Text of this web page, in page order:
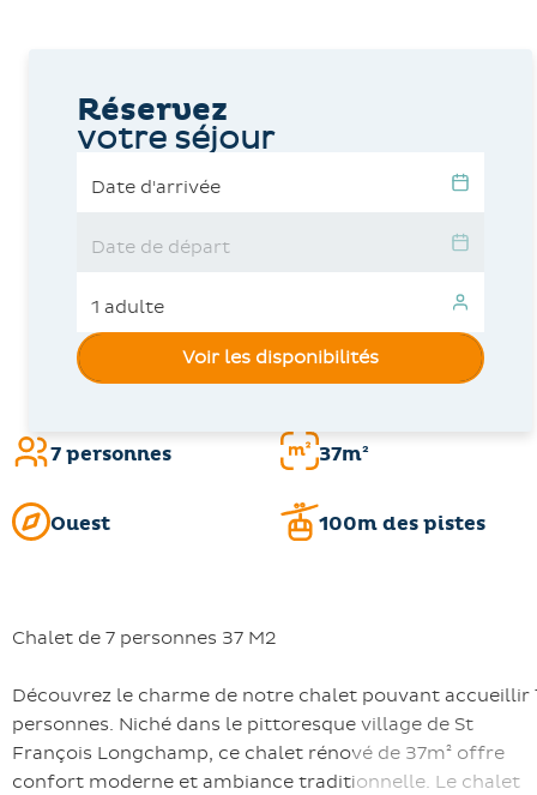
7 personnes 37m²
Ouest 100m des pistes
Chalet de 7 personnes 37 M2
Découvrez le charme de notre chalet pouvant accueillir
personnes. Niché dans le pittoresque village de St
François Longchamp, ce chalet rénové de 37m² offre
confort moderne et ambiance traditionnelle. Le chalet
Réservez
votre séjour
Voir les disponibilités